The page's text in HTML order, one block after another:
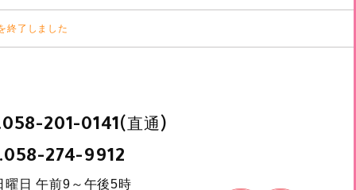
終了しました
058-201-0141(直通)
058-274-9912
曜日 午前9～午後5時